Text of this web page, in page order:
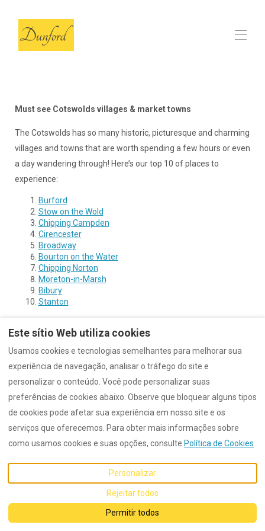
Opiniões
FAQs
Must see Cotswolds villages & market towns
The Cotswolds has so many historic, picturesque and charming
villages and towns that are worth spending a few hours or even
a day wandering through! Here’s our top 10 of places to
experience:
Burford
Stow on the Wold
Chipping Campden
Cirencester
Broadway
Bourton on the Water
Chipping Norton
Moreton-in-Marsh
Bibury
Stanton
EUR
Dunford Todos os
direitos reservados-
Powered by Lodgify
Este sítio Web utiliza cookies
Usamos cookies e tecnologias semelhantes para melhorar sua
experiência de navegação, analisar o tráfego do site e
personalizar o conteúdo. Você pode personalizar suas
preferências de cookies abaixo. Observe que bloquear alguns tipos
de cookies pode afetar sua experiência em nosso site e os
serviços que oferecemos. Para obter mais informações sobre
como usamos cookies e suas opções, consulte Política de Cookies
Personalizar
Rejeitar todos
Permitir todos